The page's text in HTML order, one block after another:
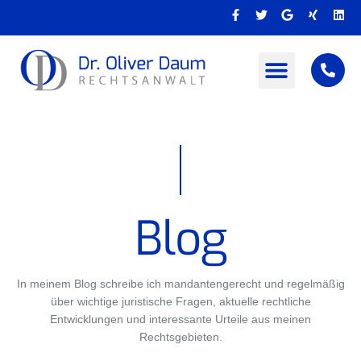
F
c
T
i
e
G
o
l
e
X
n
L
n
e
d
i
Blog
In meinem Blog schreibe ich mandantengerecht und regelmäßig
über wichtige juristische Fragen, aktuelle rechtliche
Entwicklungen und interessante Urteile aus meinen
Rechtsgebieten.